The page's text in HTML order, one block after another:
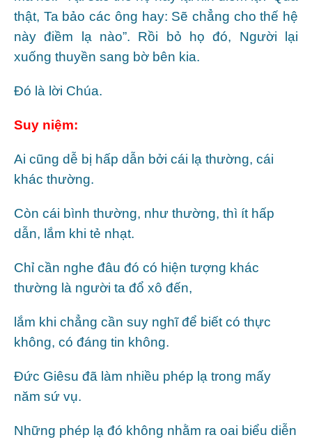
thật, Ta bảo các ông hay: Sẽ chẳng cho thế hệ
này điềm lạ nào”. Rồi bỏ họ đó, Người lại
xuống thuyền sang bờ bên kia.
Ðó là lời Chúa.
Suy niệm:
Ai cũng dễ bị hấp dẫn bởi cái lạ thường, cái
khác thường.
Còn cái bình thường, như thường, thì ít hấp
dẫn, lắm khi tẻ nhạt.
Chỉ cần nghe đâu đó có hiện tượng khác
thường là người ta đổ xô đến,
lắm khi chẳng cần suy nghĩ để biết có thực
không, có đáng tin không.
Đức Giêsu đã làm nhiều phép lạ trong mấy
năm sứ vụ.
Những phép lạ đó không nhằm ra oai biểu diễn